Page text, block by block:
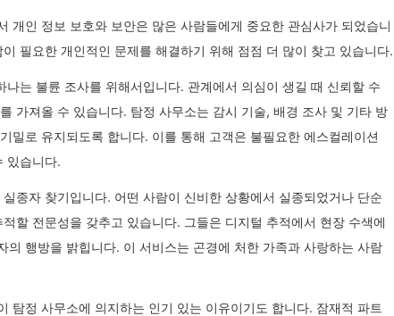
개인 정보 보호와 보안은 많은 사람들에게 중요한 관심사가 되었습니
필요한 개인적인 문제를 해결하기 위해 점점 더 많이 찾고 있습니다.
는 불륜 조사를 위해서입니다. 관계에서 의심이 생길 때 신뢰할 수
가져올 수 있습니다. 탐정 사무소는 감시 기술, 배경 조사 및 기타 방
밀로 유지되도록 합니다. 이를 통해 고객은 불필요한 에스컬레이션
있습니다.
종자 찾기입니다. 어떤 사람이 신비한 상황에서 실종되었거나 단순
할 전문성을 갖추고 있습니다. 그들은 디지털 추적에서 현장 수색에
의 행방을 밝힙니다. 이 서비스는 곤경에 처한 가족과 사랑하는 사람
탐정 사무소에 의지하는 인기 있는 이유이기도 합니다. 잠재적 파트